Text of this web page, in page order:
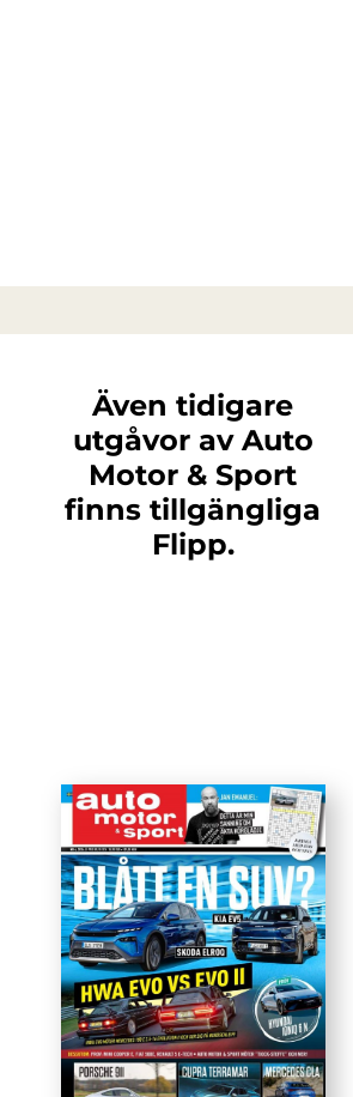
Även tidigare
utgåvor av Auto
Motor & Sport
finns tillgängliga
Flipp.